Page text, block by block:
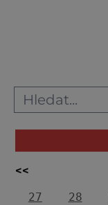
<<
27
28